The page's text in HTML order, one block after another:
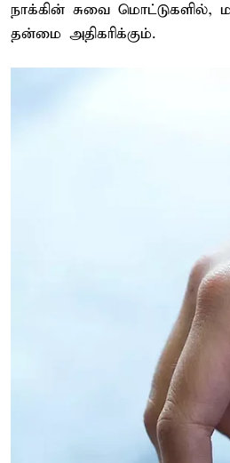
நாக்கின் சுவை
தன்மை அதிகரிக்கும்.